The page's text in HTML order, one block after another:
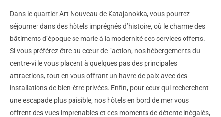
Dans le quartier Art Nouveau de Katajanokka, vous pourrez
séjourner dans des hôtels imprégnés d’histoire, où le charme des
bâtiments d’époque se marie à la modernité des services offerts.
Si vous préférez être au cœur de l’action, nos hébergements du
centre-ville vous placent à quelques pas des principales
attractions, tout en vous offrant un havre de paix avec des
installations de bien-être privées. Enfin, pour ceux qui recherchent
une escapade plus paisible, nos hôtels en bord de mer vous
offrent des vues imprenables et des moments de détente inégalés,